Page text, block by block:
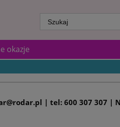
okazje
| tel: 600 307 307 |